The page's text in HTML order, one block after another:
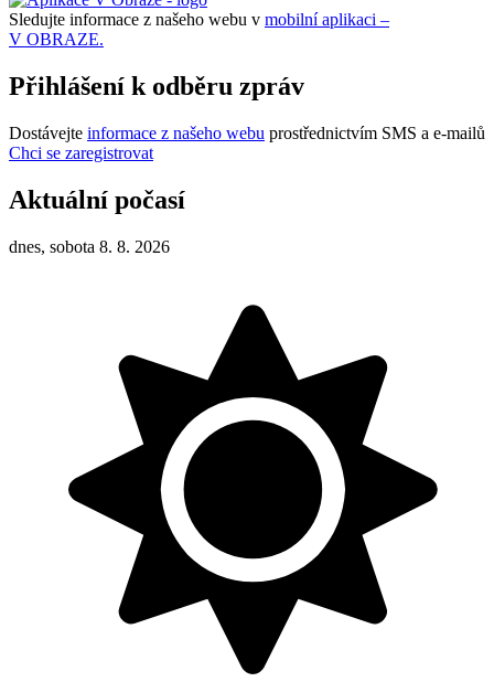
Sledujte informace z našeho webu v mobilní aplikaci –
V OBRAZE.
Přihlášení k odběru zpráv
Dostávejte informace z našeho webu prostřednictvím SMS a e-mailů
Chci se zaregistrovat
Aktuální počasí
dnes, sobota 8. 8. 2026